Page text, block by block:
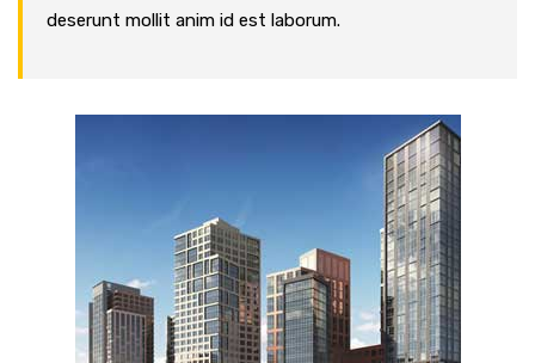
deserunt mollit anim id est laborum.